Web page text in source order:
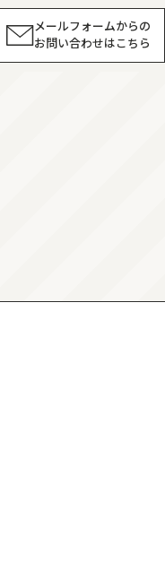
メールフォームからの
お問い合わせはこちら